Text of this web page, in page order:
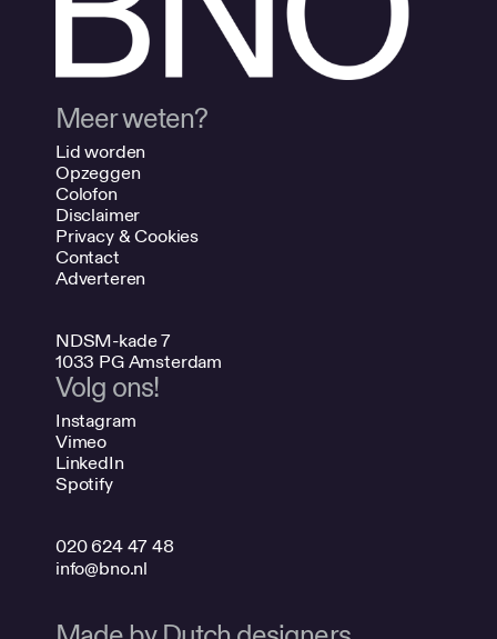
Meer weten?
Lid worden
Opzeggen
Colofon
Disclaimer
Privacy & Cookies
Contact
Adverteren
NDSM-kade 7
1033 PG Amsterdam
Volg ons!
Instagram
Vimeo
LinkedIn
Spotify
020 624 47 48
info@bno.nl